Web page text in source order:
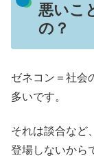
悪いこ
の？
ゼネコン＝社会
多いです。
それは談合など
登場しないから